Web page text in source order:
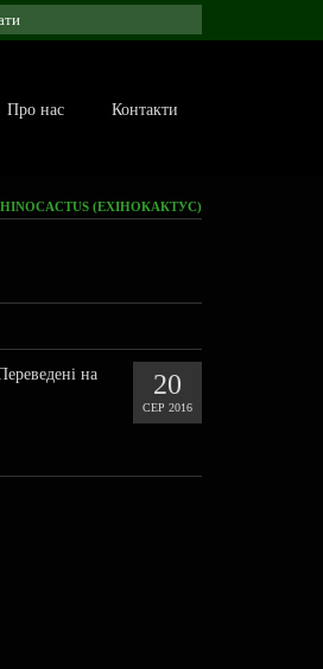
Про нас Контакти
(ЕХІНОКАКТУС)
20
СЕР 2016
на